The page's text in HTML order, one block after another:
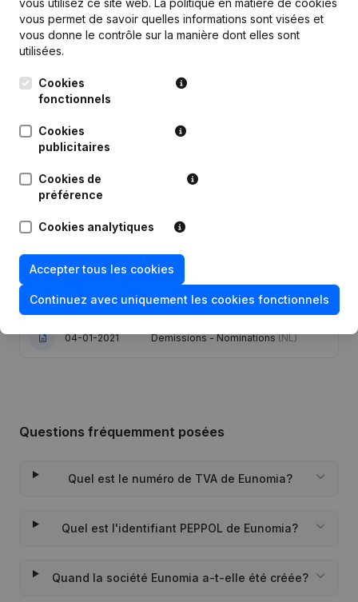
Publications
Date Publication
15-07-2026
Nominations
03-05-2024 Demissions - Nominations
Demissions - Nominations
11-05-2022 Demissions - Nominations(NL)
04-01-2021 Demissions - Nominations(NL)
Questions fréquemment posées
Quel est le numéro de TVA de Eunomia?
Quel est l'identifiant PEPPOL de Eunomia?
Quand la société Eunomia a-t-elle été créée?
vous utilisez ce site web. La politique en matière de cookies
vous permet de savoir quelles informations sont visées et
vous donne le contrôle sur la manière dont elles sont
utilisées.
Cookies
fonctionnels
Cookies
publicitaires
Cookies de
préférence
Cookies analytiques
Accepter tous les cookies
Continuez avec uniquement les cookies fonctionnels